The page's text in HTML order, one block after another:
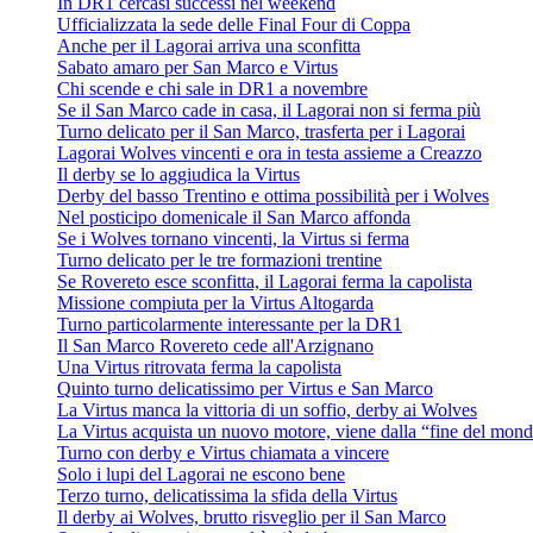
Ufficializzata la sede delle Final Four di Coppa
Anche per il Lagorai arriva una sconfitta
Sabato amaro per San Marco e Virtus
Chi scende e chi sale in DR1 a novembre
Se il San Marco cade in casa, il Lagorai non si ferma più
Turno delicato per il San Marco, trasferta per i Lagorai
Lagorai Wolves vincenti e ora in testa assieme a Creazzo
Il derby se lo aggiudica la Virtus
Derby del basso Trentino e ottima possibilità per i Wolves
Nel posticipo domenicale il San Marco affonda
Se i Wolves tornano vincenti, la Virtus si ferma
Turno delicato per le tre formazioni trentine
Se Rovereto esce sconfitta, il Lagorai ferma la capolista
Missione compiuta per la Virtus Altogarda
Turno particolarmente interessante per la DR1
Il San Marco Rovereto cede all'Arzignano
Una Virtus ritrovata ferma la capolista
Quinto turno delicatissimo per Virtus e San Marco
La Virtus manca la vittoria di un soffio, derby ai Wolves
La Virtus acquista un nuovo motore, viene dalla “fine del
Turno con derby e Virtus chiamata a vincere
Solo i lupi del Lagorai ne escono bene
Terzo turno, delicatissima la sfida della Virtus
Il derby ai Wolves, brutto risveglio per il San Marco